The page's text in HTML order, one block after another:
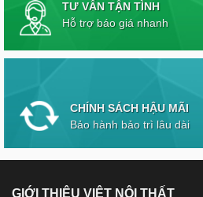
TƯ VẤN TẬN TÌNH
Hỗ trợ báo giá nhanh
CHÍNH SÁCH HẬU MÃI
Bảo hành bảo trì lâu dài
GIỚI THIỆU VIỆT NỘI THẤT